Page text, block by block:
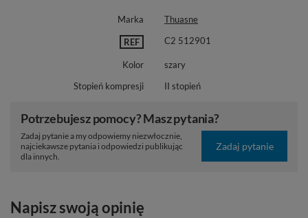
Marka Thuasne
REF C2 512901
Kolor
szary
Stopień kompresji
II stopień
Potrzebujesz pomocy? Masz pytania?
Zadaj pytanie a my odpowiemy niezwłocznie,
najciekawsze pytania i odpowiedzi publikując
dla innych.
Zadaj pytanie
Napisz swoją opinię